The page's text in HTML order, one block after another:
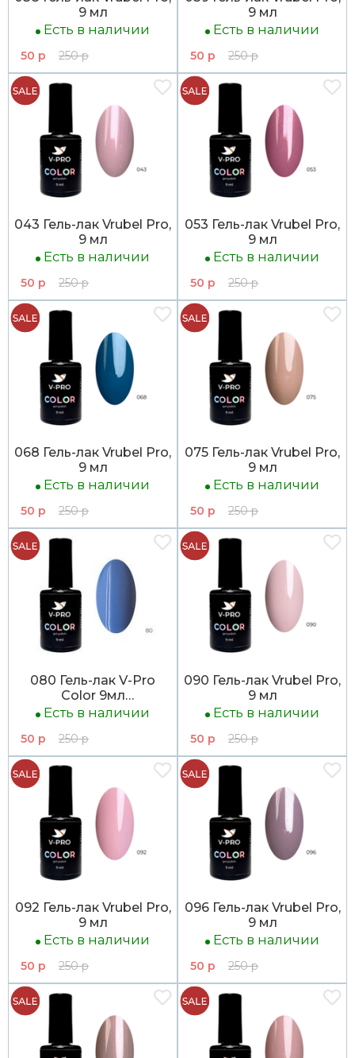
9 мл
Есть в наличии
50 р 250 р
9 мл
Есть в наличии
50 р 250 р
043 Гель-лак Vrubel Pro,
9 мл
Есть в наличии
50 р 250 р
053 Гель-лак Vrubel Pro,
9 мл
Есть в наличии
50 р 250 р
068 Гель-лак Vrubel Pro,
9 мл
Есть в наличии
50 р 250 р
075 Гель-лак Vrubel Pro,
9 мл
Есть в наличии
50 р 250 р
080 Гель-лак V-Pro
Color 9мл
ЛИКВИДАЦИЯ
Есть в наличии
50 р 250 р
090 Гель-лак Vrubel Pro,
9 мл
Есть в наличии
50 р 250 р
092 Гель-лак Vrubel Pro,
9 мл
Есть в наличии
50 р 250 р
096 Гель-лак Vrubel Pro,
9 мл
Есть в наличии
50 р 250 р